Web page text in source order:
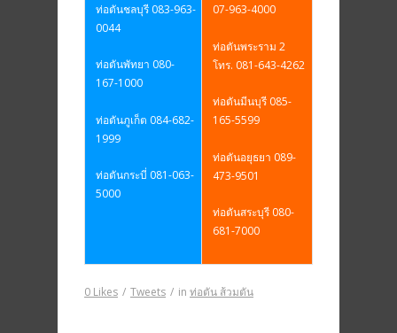
ท่อตันชลบุรี 083-963-
0044
ท่อตันพัทยา 080-
167-1000
ท่อตันภูเก็ต 084-682-
1999
ท่อตันกระบี่ 081-063-
5000
07-963-4000
ท่อตันพระราม 2
โทร. 081-643-4262
ท่อตันมีนบุรี 085-
165-5599
ท่อตันอยุธยา 089-
473-9501
ท่อตันสระบุรี 080-
681-7000
0 Likes / Tweets / in ท่อตัน ส้วมตัน